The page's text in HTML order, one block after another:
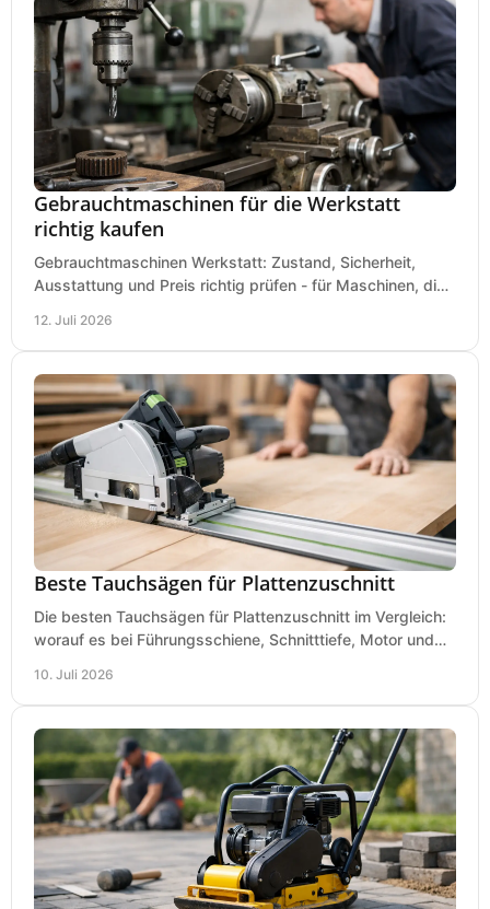
Gebrauchtmaschinen für die Werkstatt
richtig kaufen
Gebrauchtmaschinen Werkstatt: Zustand, Sicherheit,
Ausstattung und Preis richtig prüfen - für Maschinen, die
12. Juli 2026
Beste Tauchsägen für Plattenzuschnitt
Die besten Tauchsägen für Plattenzuschnitt im Vergleich:
worauf es bei Führungsschiene, Schnitttiefe, Motor und
10. Juli 2026